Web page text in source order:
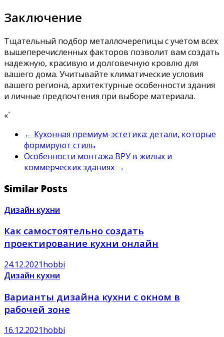
Заключение
Тщательный подбор металлочерепицы с учетом всех
вышеперечисленных факторов позволит вам создать
надежную, красивую и долговечную кровлю для
вашего дома. Учитывайте климатические условия
вашего региона, архитектурные особенности здания
и личные предпочтения при выборе материала.
«`
← Кухонная премиум-эстетика: детали, которые
формируют стиль
Особенности монтажа ВРУ в жилых и
коммерческих зданиях →
Similar Posts
Дизайн кухни
Как самостоятельно создать
проектирование кухни онлайн
24.12.2021hobbi
Дизайн кухни
Варианты дизайна кухни с окном в
рабочей зоне
16.12.2021hobbi